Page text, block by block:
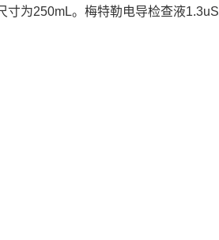
寸为250mL。梅特勒电导检查液